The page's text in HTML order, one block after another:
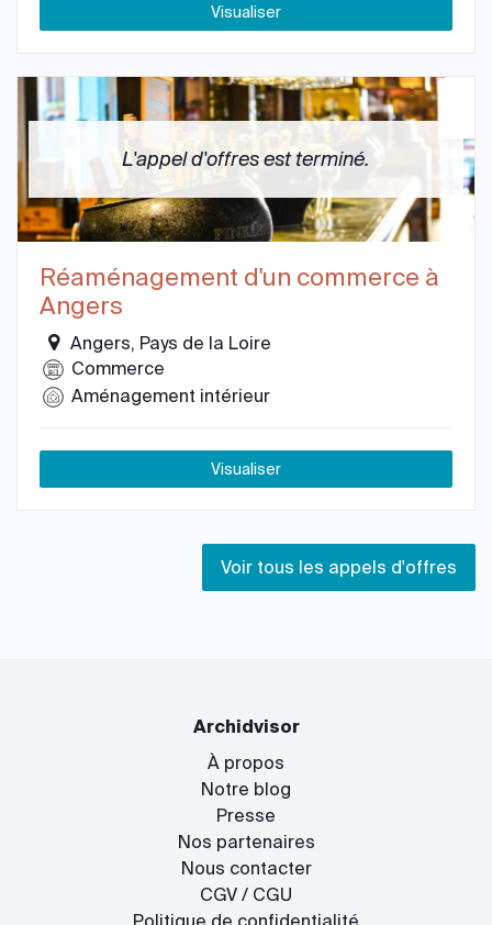
Visualiser
L'appel d'offres est terminé.
Réaménagement d'un commerce à
Angers
Angers, Pays de la Loire
Commerce
Aménagement intérieur
Visualiser
Voir tous les appels d'offres
Archidvisor
À propos
Notre blog
Presse
Nos partenaires
Nous contacter
CGV / CGU